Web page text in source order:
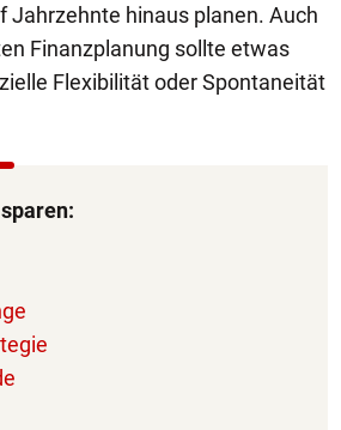
Jahrzehnte hinaus planen. Auch
Finanzplanung sollte etwas
Flexibilität oder Spontaneität